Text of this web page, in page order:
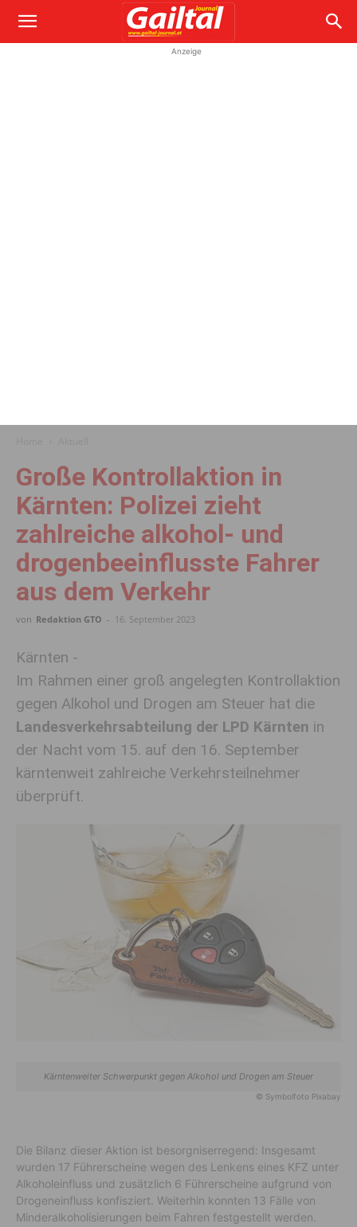
Anzeige
Große Kontrollaktion in
Kärnten: Polizei zieht
zahlreiche alkohol- und
drogenbeeinflusste Fahrer
aus dem Verkehr
von Redaktion GTO - 16. September 2023
Kärnten -
Im Rahmen einer groß angelegten Kontrollaktion
gegen Alkohol und Drogen am Steuer hat die
Landesverkehrsabteilung der LPD Kärnten in
der Nacht vom 15. auf den 16. September
kärntenweit zahlreiche Verkehrsteilnehmer
überprüft.
Kärntenweiter Schwerpunkt gegen Alkohol und Drogen am Steuer
© Symbolfoto Pixabay
Die Bilanz dieser Aktion ist besorgniserregend: Insgesamt
wurden 17 Führerscheine wegen des Lenkens eines KFZ unter
Alkoholeinfluss und zusätzlich 6 Führerscheine aufgrund von
Drogeneinfluss konfisziert. Weiterhin konnten 13 Fälle von
Minderalkoholisierungen beim Fahren festgestellt werden.